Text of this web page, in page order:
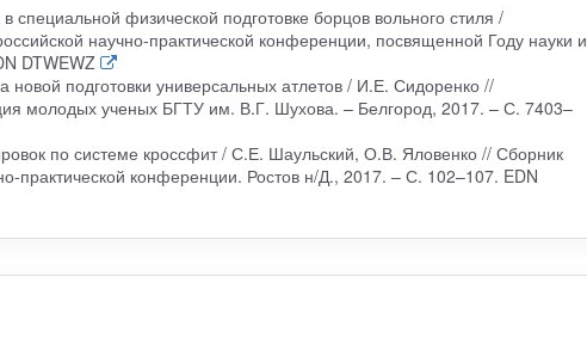
физической подготовке борцов вольного стиля /
научно-практической конференции, посвященной Году науки и
DTWEWZ
подготовки универсальных атлетов / И.Е. Сидоренко //
молодых ученых БГТУ им. В.Г. Шухова. – Белгород, 2017. – С. 7403–
по системе кроссфит / С.Е. Шаульский, О.В. Яловенко // Сборник
практической конференции. Ростов н/Д., 2017. – С. 102–107. EDN